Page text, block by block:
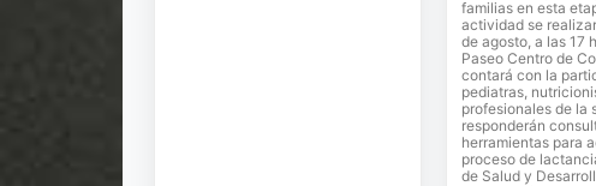
familias en esta
actividad se
de agosto, a las 17
Paseo Centro de
contará con la
pediatras,
profesionales de la
responderán
herramientas para
proceso de
de Salud y